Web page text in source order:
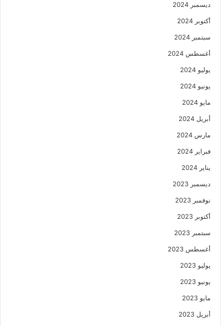
ديسمبر 2024
أكتوبر 2024
سبتمبر 2024
أغسطس 2024
يوليو 2024
يونيو 2024
مايو 2024
أبريل 2024
مارس 2024
فبراير 2024
يناير 2024
ديسمبر 2023
نوفمبر 2023
أكتوبر 2023
سبتمبر 2023
أغسطس 2023
يوليو 2023
يونيو 2023
مايو 2023
أبريل 2023